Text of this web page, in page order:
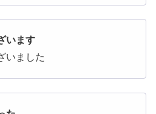
います
いました